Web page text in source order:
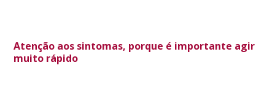
Atenção aos sintomas, porque é importante agir
muito rápido